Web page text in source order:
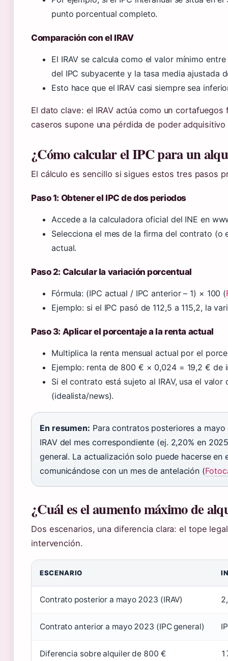
punto porcentual completo.
Comparación con el IRAV
El IRAV se calcula como el valor mínimo
del IPC subyacente y la tasa media ajustada
Esto hace que el IRAV casi siempre sea
El dato clave: el IRAV actúa como un
caseros supone una pérdida de poder adquisitivo
¿Cómo calcular el IPC para un
El cálculo es sencillo si sigues estos tres pasos
Paso 1: Obtener el IPC de dos periodos
Accede a la calculadora oficial del INE en
Selecciona el mes de la firma del contrato (o
actual.
Paso 2: Calcular la variación porcentual
Fórmula: (IPC actual / IPC anterior – 1) × 100 (
Ejemplo: si el IPC pasó de 112,5 a 115,2, la
Paso 3: Aplicar el porcentaje a la renta actual
Multiplica la renta mensual actual por el
Ejemplo: renta de 800 € × 0,024 = 19,2 € de
Si el contrato está sujeto al IRAV, usa el
(idealista/news).
En resumen: Para contratos posteriores a
IRAV del mes correspondiente (ej. 2,20% en
general. La actualización solo puede hacerse
comunicándose con un mes de antelación (
¿Cuál es el aumento máximo de
Dos escenarios, una diferencia clara: el tope
intervención.
ESCENARIO
Contrato posterior a mayo 2023 (IRAV)
Contrato anterior a mayo 2023 (IPC general)
Diferencia sobre alquiler de 800 €